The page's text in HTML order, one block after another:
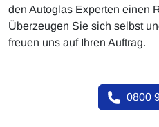
den Autoglas Experten einen
Überzeugen Sie sich selbst
freuen uns auf Ihren Auftrag.
0800